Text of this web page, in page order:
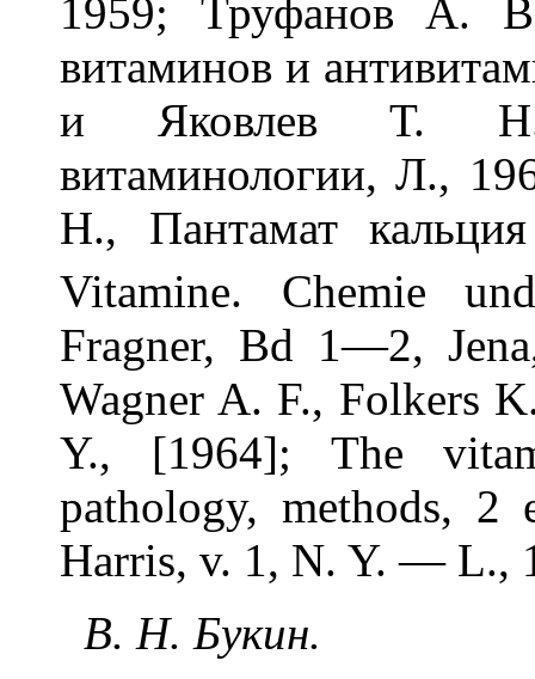
1959; Труфанов А.
витаминов и
и Яковлев Т. Н.,
витаминологии, Л.,
Н., Пантамат
Vitamine. Chemie
Fragner, Bd 1—2,
Wagner A. F., Folkers
Y., [1964]; The
pathology, methods,
Harris, v. 1, N. Y. — L.,
В. Н. Букин.